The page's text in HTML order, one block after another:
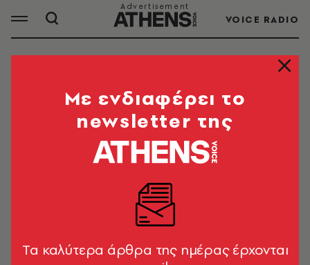
VOICE RADIO
ΕΡΓΑΤΙΚΟ ΚΟΜΜΑ
ΟΛΑ ΤΑ ΑΡΘΡΑ ΤΟΥ TAG
ΚΟΣΜΟΣ
με μεγάλη πλειοψηφία - Συνεχάρη
τον Κιρ Στάρμερ ο Σούνακ
Mε ενδιαφέρει το
newsletter της
Tα καλύτερα άρθρα της ημέρας έρχονται